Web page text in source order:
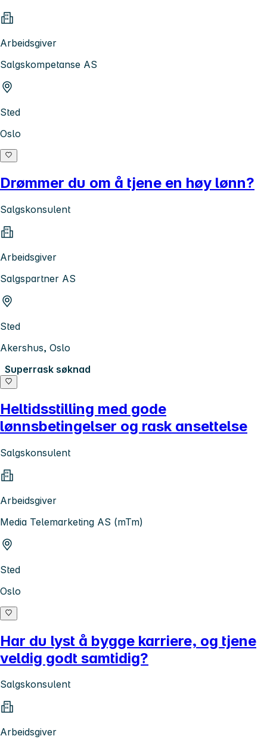
Arbeidsgiver
Salgskompetanse AS
Sted
Oslo
Drømmer du om å tjene en høy lønn?
Salgskonsulent
Arbeidsgiver
Salgspartner AS
Sted
Akershus, Oslo
Superrask søknad
Heltidsstilling med gode
lønnsbetingelser og rask ansettelse
Salgskonsulent
Arbeidsgiver
Media Telemarketing AS (mTm)
Sted
Oslo
Har du lyst å bygge karriere, og tjene
veldig godt samtidig?
Salgskonsulent
Arbeidsgiver